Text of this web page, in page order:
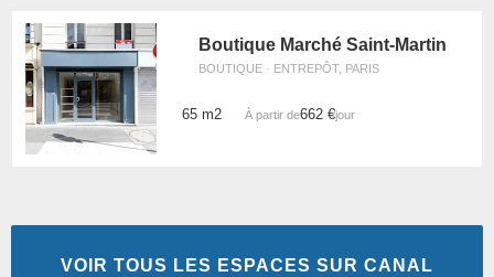
Boutique Marché Saint-Martin
BOUTIQUE · ENTREPÔT, PARIS
65 m2 À partir de662 €/jour
VOIR TOUS LES ESPACES SUR CANAL